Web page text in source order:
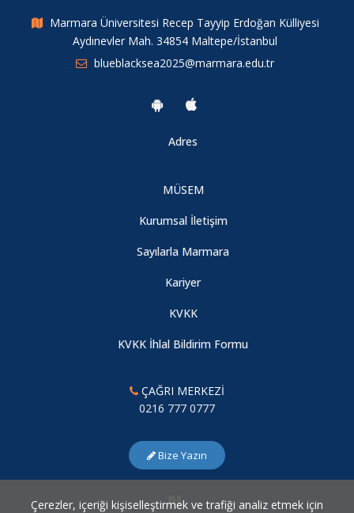
Marmara Üniversitesi Recep Tayyip Erdoğan Külliyesi
Aydınevler Mah. 34854 Maltepe/İstanbul
blueblacksea2025@marmara.edu.tr
Adres
MÜSEM
Kurumsal İletişim
Sayılarla Marmara
Kariyer
KVKK
KVKK İhlal Bildirim Formu
ÇAĞRI MERKEZİ
0216 777 0777
Bize Yazın
Çerezler, içeriği kişiselleştirmek ve trafiği analiz etmek için